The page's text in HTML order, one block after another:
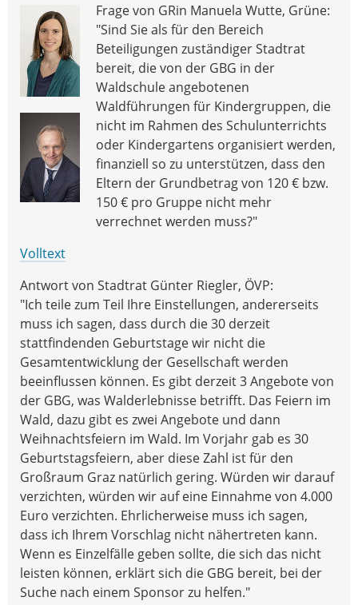
Frage von GRin Manuela Wutte, Grüne:
"Sind Sie als für den Bereich
Beteiligungen zuständiger Stadtrat
bereit, die von der GBG in der
Waldschule angebotenen
Waldführungen für Kindergruppen, die
nicht im Rahmen des Schulunterrichts
oder Kindergartens organisiert werden,
finanziell so zu unterstützen, dass den
Eltern der Grundbetrag von 120 € bzw.
150 € pro Gruppe nicht mehr
verrechnet werden muss?"
Volltext
Antwort von Stadtrat Günter Riegler, ÖVP:
"Ich teile zum Teil Ihre Einstellungen, andererseits
muss ich sagen, dass durch die 30 derzeit
stattfindenden Geburtstage wir nicht die
Gesamtentwicklung der Gesellschaft werden
beeinflussen können. Es gibt derzeit 3 Angebote von
der GBG, was Walderlebnisse betrifft. Das Feiern im
Wald, dazu gibt es zwei Angebote und dann
Weihnachtsfeiern im Wald. Im Vorjahr gab es 30
Geburtstagsfeiern, aber diese Zahl ist für den
Großraum Graz natürlich gering. Würden wir darauf
verzichten, würden wir auf eine Einnahme von 4.000
Euro verzichten. Ehrlicherweise muss ich sagen,
dass ich Ihrem Vorschlag nicht nähertreten kann.
Wenn es Einzelfälle geben sollte, die sich das nicht
leisten können, erklärt sich die GBG bereit, bei der
Suche nach einem Sponsor zu helfen."